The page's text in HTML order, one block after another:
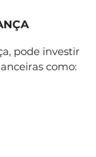
pode investir
como: